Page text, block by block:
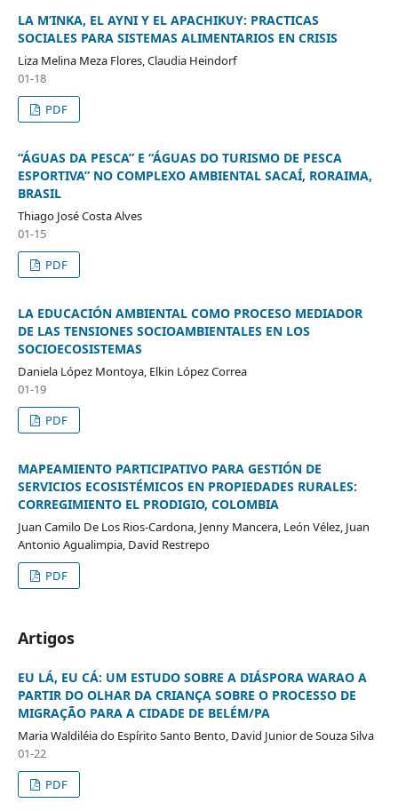
LA M’INKA, EL AYNI Y EL APACHIKUY: PRACTICAS
SOCIALES PARA SISTEMAS ALIMENTARIOS EN CRISIS
Liza Melina Meza Flores, Claudia Heindorf
01-18
PDF
“ÁGUAS DA PESCA” E “ÁGUAS DO TURISMO DE PESCA
ESPORTIVA” NO COMPLEXO AMBIENTAL SACAÍ, RORAIMA,
BRASIL
Thiago José Costa Alves
01-15
PDF
LA EDUCACIÓN AMBIENTAL COMO PROCESO MEDIADOR
DE LAS TENSIONES SOCIOAMBIENTALES EN LOS
SOCIOECOSISTEMAS
Daniela López Montoya, Elkin López Correa
01-19
PDF
MAPEAMIENTO PARTICIPATIVO PARA GESTIÓN DE
SERVICIOS ECOSISTÉMICOS EN PROPIEDADES RURALES:
CORREGIMIENTO EL PRODIGIO, COLOMBIA
Juan Camilo De Los Rios-Cardona, Jenny Mancera, León Vélez, Juan
Antonio Agualimpia, David Restrepo
PDF
Artigos
EU LÁ, EU CÁ: UM ESTUDO SOBRE A DIÁSPORA WARAO A
PARTIR DO OLHAR DA CRIANÇA SOBRE O PROCESSO DE
MIGRAÇÃO PARA A CIDADE DE BELÉM/PA
Maria Waldiléia do Espírito Santo Bento, David Junior de Souza Silva
01-22
PDF